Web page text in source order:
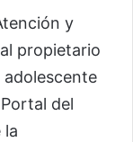
y
propietario
del
la